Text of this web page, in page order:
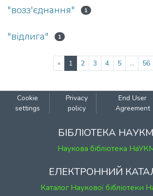
"возз'єднання" 1
"відлига" 1
« 1(current)
2 3 4 5 ... 56
Cookie
settings
Privacy
policy
End User
Agreement
БІБЛІОТЕКА
Наукова бібліотека
ЕЛЕКТРОННИЙ
Каталог Наукової бібліотеки